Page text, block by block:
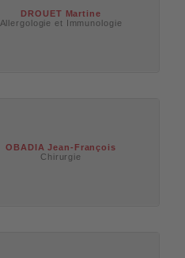
DROUET Martine
Allergologie et Immunologie
OBADIA Jean-François
Chirurgie